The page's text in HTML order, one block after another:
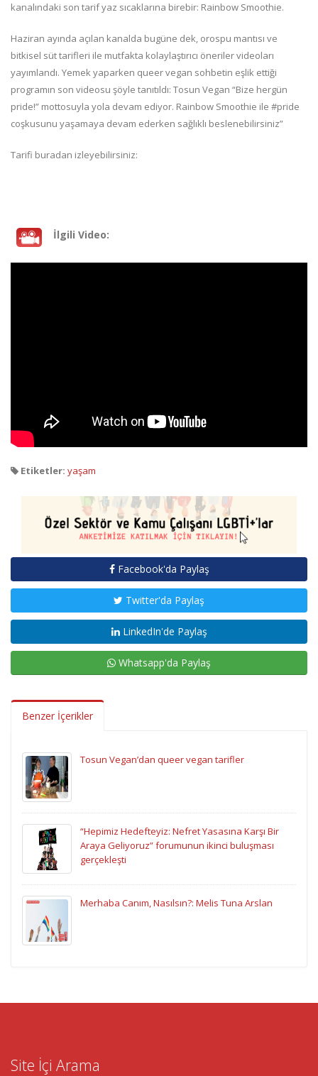
kanalındaki son tarif yaz sıcaklarına birebir: Rainbow Smoothie.
Haziran ayında açılan kanalda bugüne dek, orospu mantısı ve
bitkisel süt tarifleri ile mutfakta kolaylaştırıcı öneriler videoları
yayımlandı. Yemek yaparken queer vegan sohbetin eşlik ettiği
programın son videosu şöyle tanıtıldı: Tosun Vegan “Bize hergün
pride!” mottosuyla yola devam ediyor. Rainbow Smoothie ile #pride
coşkusunu yaşamaya devam ederken sağlıklı beslenebilirsiniz”
Tarifi buradan izleyebilirsiniz:
İlgili Video:
Etiketler: yaşam
Facebook'da Paylaş
Twitter'da Paylaş
LinkedIn'de Paylaş
Whatsapp'da Paylaş
Benzer İçerikler
Tosun Vegan’dan queer vegan tarifler
“Hepimiz Hedefteyiz: Nefret Yasasına Karşı Bir
Araya Geliyoruz” forumunun ikinci buluşması
gerçekleşti
Merhaba Canım, Nasılsın?: Melis Tuna Arslan
Site İçi Arama